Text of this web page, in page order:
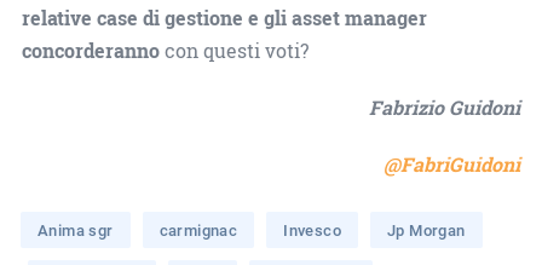
relative case di gestione e gli asset manager
concorderannocon questi voti?
Fabrizio Guidoni
@FabriGuidoni
Anima sgr carmignac Invesco Jp Morgan